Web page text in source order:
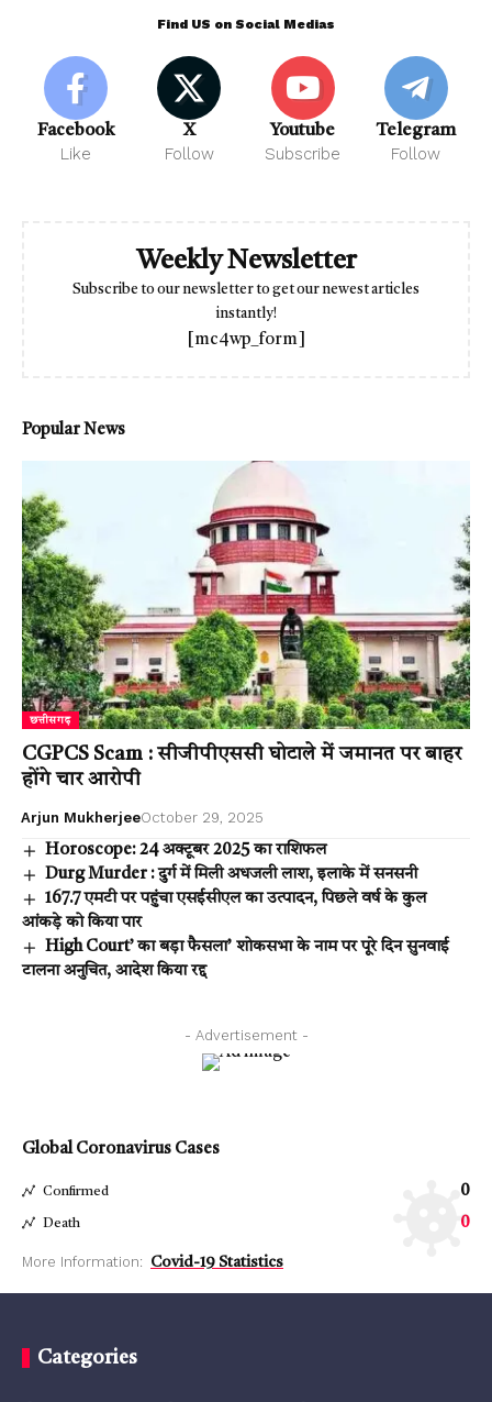
Find US on Social Medias
Facebook
Like
X
Follow
Youtube
Subscribe
Telegram
Follow
Weekly Newsletter
Subscribe to our newsletter to get our newest articles
instantly!
[mc4wp_form]
Popular News
छत्तीसगढ़
CGPCS Scam : सीजीपीएससी घोटाले में जमानत पर बाहर
होंगे चार आरोपी
Arjun MukherjeeOctober 29, 2025
Horoscope: 24 अक्टूबर 2025 का राशिफल
Durg Murder : दुर्ग में मिली अधजली लाश, इलाके में सनसनी
167.7 एमटी पर पहुंचा एसईसीएल का उत्पादन, पिछले वर्ष के कुल
आंकड़े को किया पार
High Court’ का बड़ा फैसला’ शोकसभा के नाम पर पूरे दिन सुनवाई
टालना अनुचित, आदेश किया रद्द
- Advertisement -
Global Coronavirus Cases
Confirmed 0
Death 0
More Information: Covid-19 Statistics
Categories